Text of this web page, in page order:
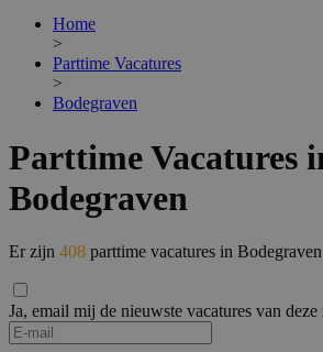
Home
>
Parttime Vacatures
>
Bodegraven
Parttime Vacatures
Bodegraven
Er zijn 408 parttime vacatures in
Ja, email mij de nieuwste vacatures van